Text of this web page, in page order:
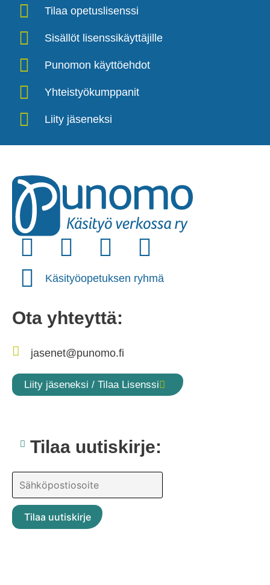
Tilaa opetuslisenssi
Sisällöt lisenssikäyttäjille
Punomon käyttöehdot
Yhteistyökumppanit
Liity jäseneksi
Käsityöopetuksen ryhmä
Ota yhteyttä:
jasenet@punomo.fi
Liity jäseneksi / Tilaa Lisenssi
Tilaa uutiskirje: